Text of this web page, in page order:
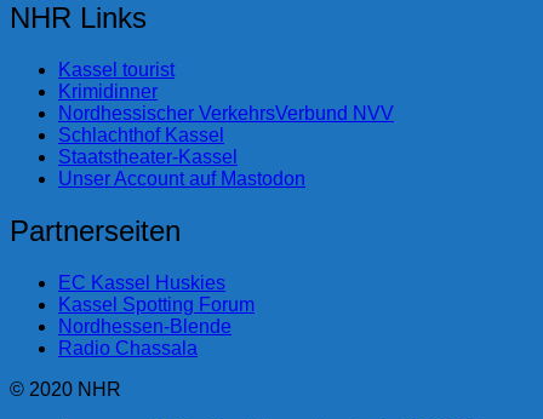
NHR Links
Kassel tourist
Krimidinner
Nordhessischer VerkehrsVerbund NVV
Schlachthof Kassel
Staatstheater-Kassel
Unser Account auf Mastodon
Partnerseiten
EC Kassel Huskies
Kassel Spotting Forum
Nordhessen-Blende
Radio Chassala
© 2020 NHR